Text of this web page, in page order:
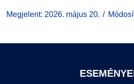
Megjelent: 2026. május 20.